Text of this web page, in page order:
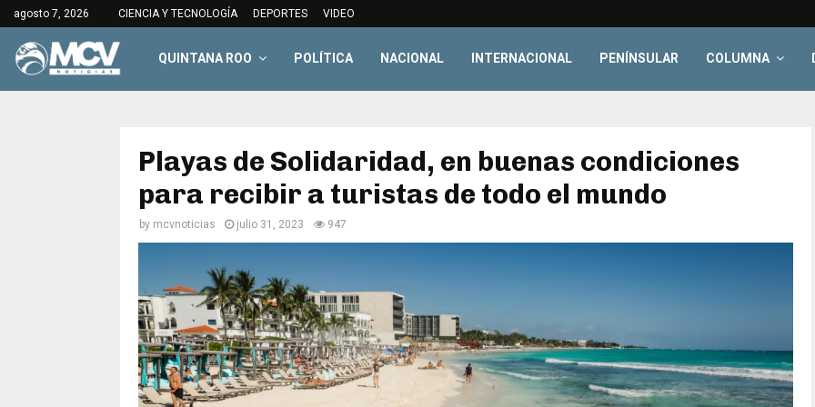
agosto 7, 2026 CIENCIA Y TECNOLOGÍA DEPORTES VIDEO
QUINTANA ROO POLÍTICA NACIONAL INTERNACIONAL PENÍNSULAR COLUMNA
Playas de Solidaridad, en buenas condiciones
para recibir a turistas de todo el mundo
by mcvnoticias julio 31, 2023 947